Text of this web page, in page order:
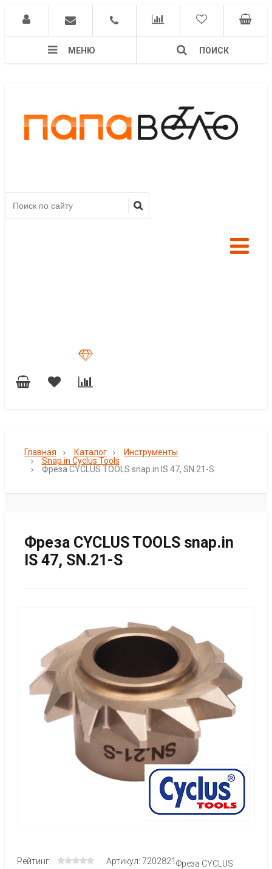
МЕНЮ ПОИСК
Главная Каталог
Инструменты
Snap.in Cyclus Tools
Фреза CYCLUS TOOLS snap.in IS 47, SN.21-S
Фреза CYCLUS TOOLS snap.in
IS 47, SN.21-S
Рейтинг: Артикул: 7202821 Фреза CYCLUS